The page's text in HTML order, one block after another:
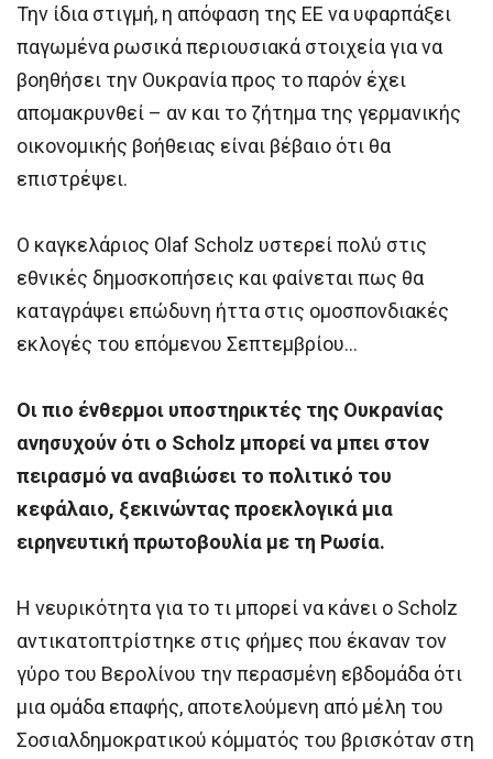
Την ίδια στιγμή, η απόφαση της ΕΕ να υφαρπάξει
παγωμένα ρωσικά περιουσιακά στοιχεία για να
βοηθήσει την Ουκρανία προς το παρόν έχει
απομακρυνθεί – αν και το ζήτημα της γερμανικής
οικονομικής βοήθειας είναι βέβαιο ότι θα
επιστρέψει.
Ο καγκελάριος Olaf Scholz υστερεί πολύ στις
εθνικές δημοσκοπήσεις και φαίνεται πως θα
καταγράψει επώδυνη ήττα στις ομοσπονδιακές
εκλογές του επόμενου Σεπτεμβρίου…
Οι πιο ένθερμοι υποστηρικτές της Ουκρανίας
ανησυχούν ότι ο Scholz μπορεί να μπει στον
πειρασμό να αναβιώσει το πολιτικό του
κεφάλαιο, ξεκινώντας προεκλογικά μια
ειρηνευτική πρωτοβουλία με τη Ρωσία.
Η νευρικότητα για το τι μπορεί να κάνει ο Scholz
αντικατοπτρίστηκε στις φήμες που έκαναν τον
γύρο του Βερολίνου την περασμένη εβδομάδα ότι
μια ομάδα επαφής, αποτελούμενη από μέλη του
Σοσιαλδημοκρατικού κόμματός του βρισκόταν στη